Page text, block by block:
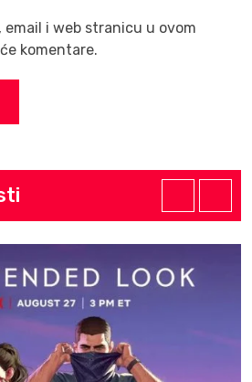
email i web stranicu u ovom
komentare.